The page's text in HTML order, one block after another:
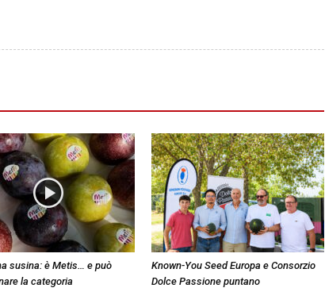
susina: è Metis… e può
la categoria
Known-You Seed Europa e Consorzio
Dolce Passione puntano